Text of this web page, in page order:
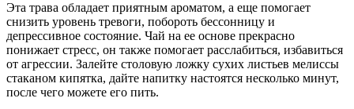
Эта трава обладает приятным ароматом, а еще помогает
снизить уровень тревоги, побороть бессонницу и
депрессивное состояние. Чай на ее основе прекрасно
понижает стресс, он также помогает расслабиться, избавиться
от агрессии. Залейте столовую ложку сухих листьев мелиссы
стаканом кипятка, дайте напитку настоятся несколько минут,
после чего можете его пить.